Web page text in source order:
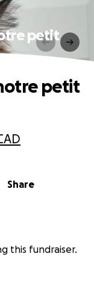
petit
Share
petit
this fundraiser.